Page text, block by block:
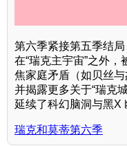
第六季紧接第五季结
在“瑞克主宇宙”之外
焦家庭矛盾（如贝丝
并揭露更多关于“瑞克
延续了科幻脑洞与黑X
瑞克和莫蒂第六季